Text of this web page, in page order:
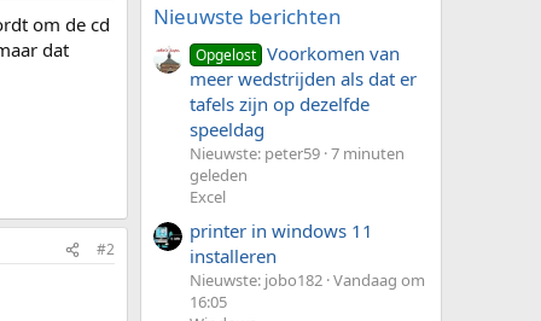
om de cd
dat
#2
Nieuwste berichten
Opgelost Voorkomen van
meer wedstrijden als dat er
tafels zijn op dezelfde
speeldag
Nieuwste: peter59 7 minuten
geleden
Excel
printer in windows 11
installeren
Nieuwste: jobo182 Vandaag om
16:05